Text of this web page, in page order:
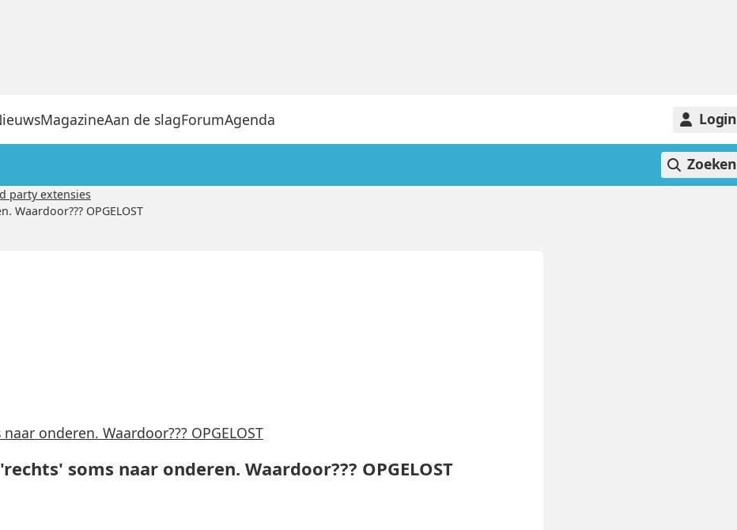
MagazineAan de slagForumAgenda Login
Zoeken
party extensies
OPGELOST
onderen. Waardoor??? OPGELOST
soms naar onderen. Waardoor??? OPGELOST